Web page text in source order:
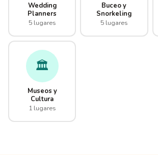
Wedding
Planners
5 lugares
Buceo y
Snorkeling
5 lugares
🏛️
Museos y
Cultura
1 lugares